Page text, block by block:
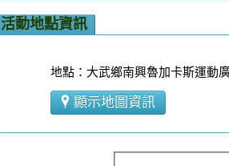
活動地點資訊
地點：大武鄉南興魯加卡斯運動
顯示地圖資訊